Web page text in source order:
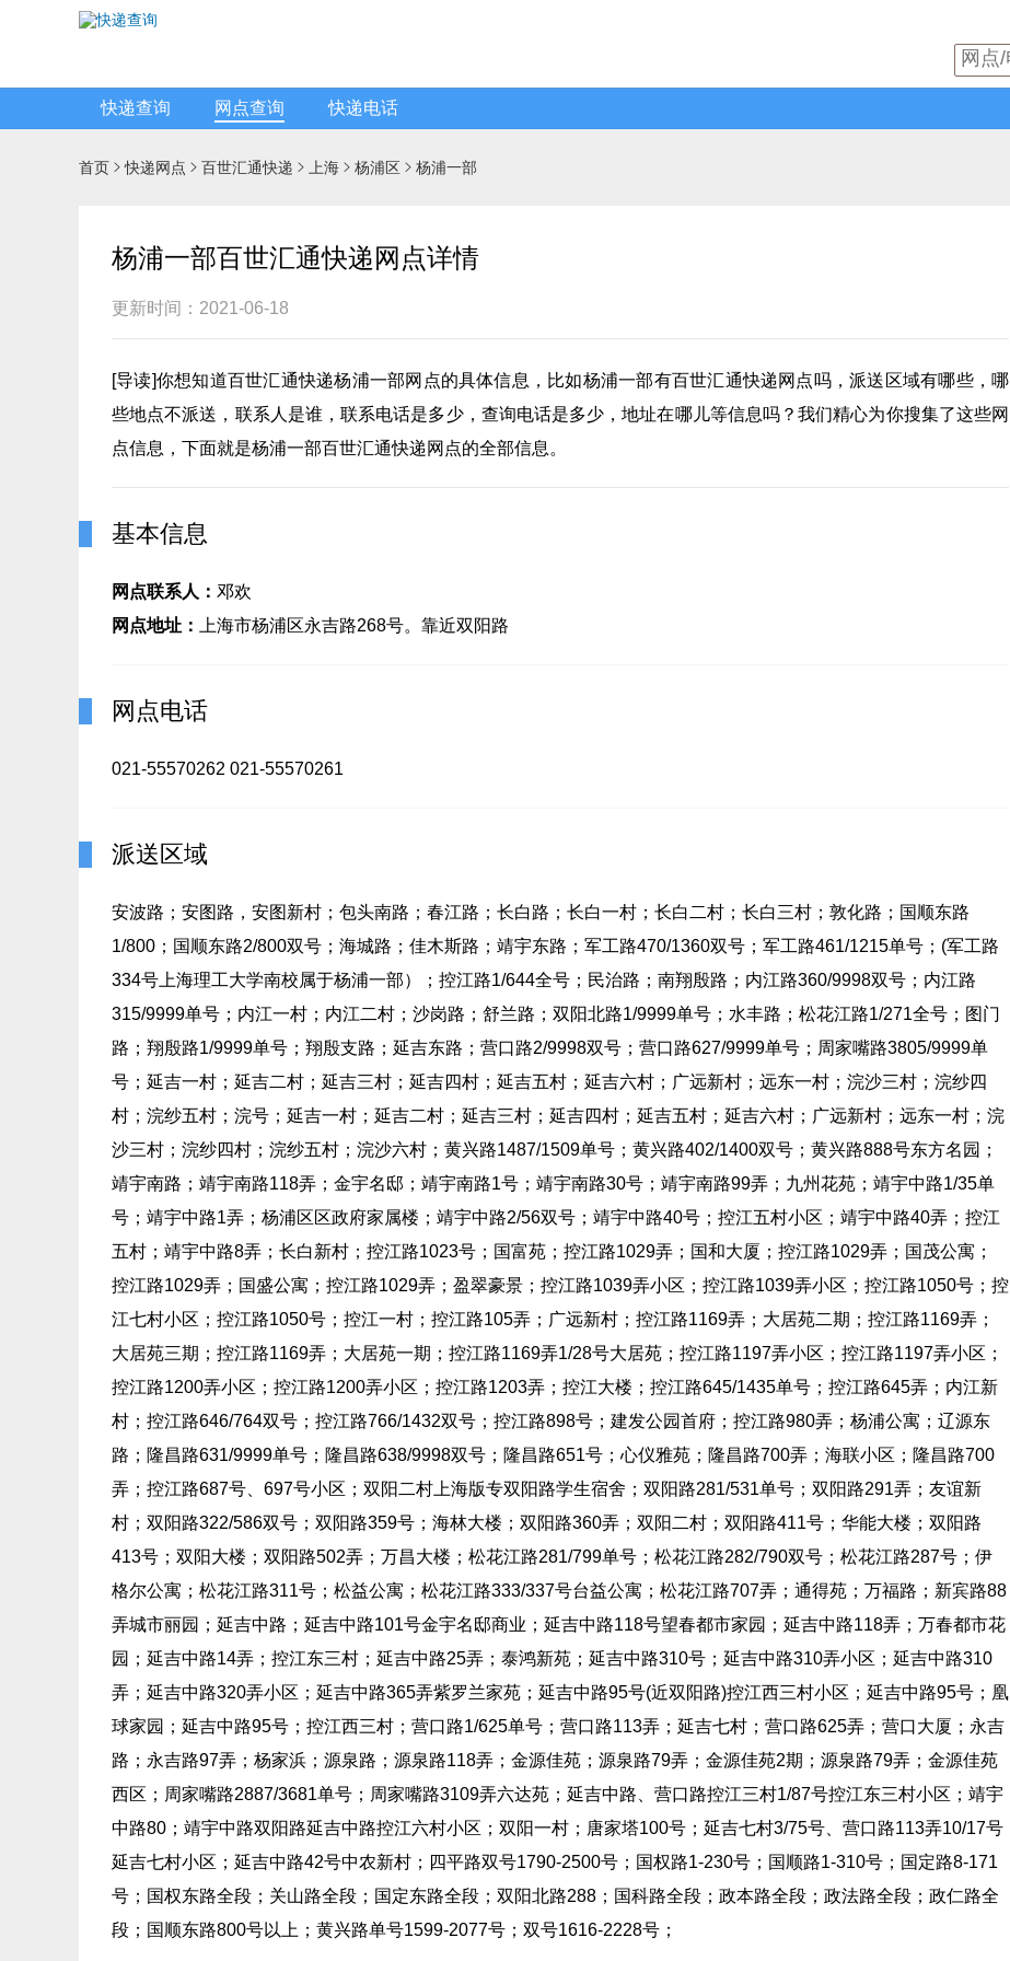
快递查询 网点查询 快递电话
首页 快递网点  百世汇通快递  上海  杨浦区  杨浦一部
杨浦一部百世汇通快递网点详情
更新时间：2021-06-18
[导读]你想知道百世汇通快递杨浦一部网点的具体信息，比如杨浦一部有百世汇通快递网点吗，派送区域有哪些，哪
些地点不派送，联系人是谁，联系电话是多少，查询电话是多少，地址在哪儿等信息吗？我们精心为你搜集了这些网
点信息，下面就是杨浦一部百世汇通快递网点的全部信息。
基本信息
网点联系人： 邓欢
网点地址：
上海市杨浦区永吉路268号。靠近双阳路
网点电话
021-55570262 021-55570261
派送区域
安波路；安图路，安图新村；包头南路；春江路；长白路；长白一村；长白二村；长白三村；敦化路；国顺东路
1/800；国顺东路2/800双号；海城路；佳木斯路；靖宇东路；军工路470/1360双号；军工路461/1215单号；(军工路
334号上海理工大学南校属于杨浦一部）；控江路1/644全号；民治路；南翔殷路；内江路360/9998双号；内江路
315/9999单号；内江一村；内江二村；沙岗路；舒兰路；双阳北路1/9999单号；水丰路；松花江路1/271全号；图门
路；翔殷路1/9999单号；翔殷支路；延吉东路；营口路2/9998双号；营口路627/9999单号；周家嘴路3805/9999单
号；延吉一村；延吉二村；延吉三村；延吉四村；延吉五村；延吉六村；广远新村；远东一村；浣沙三村；浣纱四
村；浣纱五村；浣号；延吉一村；延吉二村；延吉三村；延吉四村；延吉五村；延吉六村；广远新村；远东一村；浣
沙三村；浣纱四村；浣纱五村；浣沙六村；黄兴路1487/1509单号；黄兴路402/1400双号；黄兴路888号东方名园；
靖宇南路；靖宇南路118弄；金宇名邸；靖宇南路1号；靖宇南路30号；靖宇南路99弄；九州花苑；靖宇中路1/35单
号；靖宇中路1弄；杨浦区区政府家属楼；靖宇中路2/56双号；靖宇中路40号；控江五村小区；靖宇中路40弄；控江
五村；靖宇中路8弄；长白新村；控江路1023号；国富苑；控江路1029弄；国和大厦；控江路1029弄；国茂公寓；
控江路1029弄；国盛公寓；控江路1029弄；盈翠豪景；控江路1039弄小区；控江路1039弄小区；控江路1050号；控
江七村小区；控江路1050号；控江一村；控江路105弄；广远新村；控江路1169弄；大居苑二期；控江路1169弄；
大居苑三期；控江路1169弄；大居苑一期；控江路1169弄1/28号大居苑；控江路1197弄小区；控江路1197弄小区；
控江路1200弄小区；控江路1200弄小区；控江路1203弄；控江大楼；控江路645/1435单号；控江路645弄；内江新
村；控江路646/764双号；控江路766/1432双号；控江路898号；建发公园首府；控江路980弄；杨浦公寓；辽源东
路；隆昌路631/9999单号；隆昌路638/9998双号；隆昌路651号；心仪雅苑；隆昌路700弄；海联小区；隆昌路700
弄；控江路687号、697号小区；双阳二村上海版专双阳路学生宿舍；双阳路281/531单号；双阳路291弄；友谊新
村；双阳路322/586双号；双阳路359号；海林大楼；双阳路360弄；双阳二村；双阳路411号；华能大楼；双阳路
413号；双阳大楼；双阳路502弄；万昌大楼；松花江路281/799单号；松花江路282/790双号；松花江路287号；伊
格尔公寓；松花江路311号；松益公寓；松花江路333/337号台益公寓；松花江路707弄；通得苑；万福路；新宾路88
弄城市丽园；延吉中路；延吉中路101号金宇名邸商业；延吉中路118号望春都市家园；延吉中路118弄；万春都市花
园；延吉中路14弄；控江东三村；延吉中路25弄；泰鸿新苑；延吉中路310号；延吉中路310弄小区；延吉中路310
弄；延吉中路320弄小区；延吉中路365弄紫罗兰家苑；延吉中路95号(近双阳路)控江西三村小区；延吉中路95号；凰
球家园；延吉中路95号；控江西三村；营口路1/625单号；营口路113弄；延吉七村；营口路625弄；营口大厦；永吉
路；永吉路97弄；杨家浜；源泉路；源泉路118弄；金源佳苑；源泉路79弄；金源佳苑2期；源泉路79弄；金源佳苑
西区；周家嘴路2887/3681单号；周家嘴路3109弄六达苑；延吉中路、营口路控江三村1/87号控江东三村小区；靖宇
中路80；靖宇中路双阳路延吉中路控江六村小区；双阳一村；唐家塔100号；延吉七村3/75号、营口路113弄10/17号
延吉七村小区；延吉中路42号中农新村；四平路双号1790-2500号；国权路1-230号；国顺路1-310号；国定路8-171
号；国权东路全段；关山路全段；国定东路全段；双阳北路288；国科路全段；政本路全段；政法路全段；政仁路全
段；国顺东路800号以上；黄兴路单号1599-2077号；双号1616-2228号；